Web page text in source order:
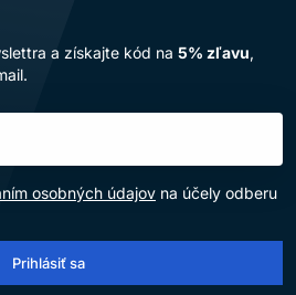
a získajte kód na 5% zľavu,
osobných údajov na účely odberu
Prihlásiť sa